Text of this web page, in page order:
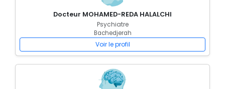
Docteur MOHAMED-REDA HALALCHI
Psychiatre
Bachedjerah
Voir le profil